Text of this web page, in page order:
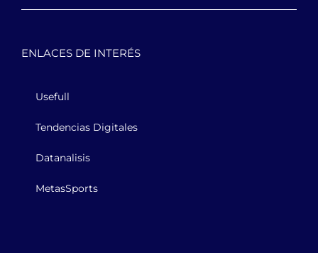
ENLACES DE INTERÉS
Usefull
Tendencias Digitales
Datanalisis
MetasSports